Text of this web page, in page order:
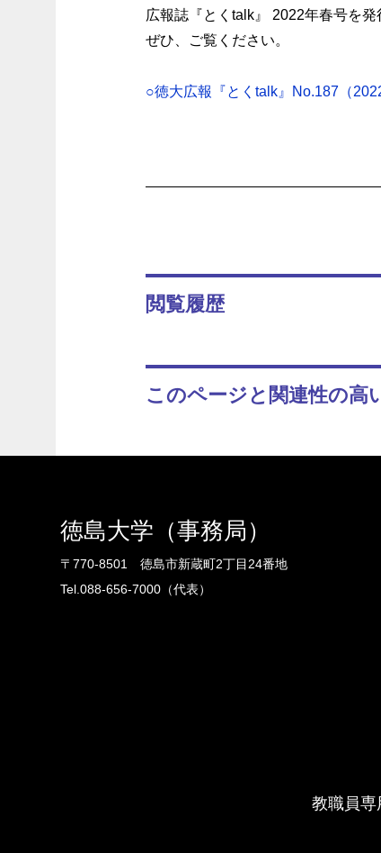
広報誌『とくtalk』 2022年春号を発
ぜひ、ご覧ください。
○徳大広報『とくtalk』No.187（
閲覧履歴
このページと関連性の高
徳島大学（事務局）
〒770-8501 徳島市新蔵町2丁目24番地
Tel.088-656-7000（代表）
教職員専